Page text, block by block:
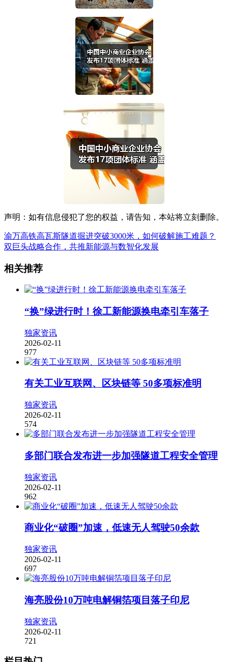
声明：如有信息侵犯了您的权益，请告知，本站将立刻删除。
渝万高铁高瓦斯隧道掘进突破3000米，如何破解施工难题？
双巨头战略合作，共推新能源与数智化发展
相关推荐
“换”绿进行时！徐工新能源换电牵引车落子
独家资讯
2026-02-11
977
有关工业互联网、区块链等 50多项标准明
独家资讯
2026-02-11
574
多部门联合发布进一步加强隧道工程安全管理
独家资讯
2026-02-11
962
商业化“破圈”加速，低速无人驾驶50余款
独家资讯
2026-02-11
697
海亮股份10万吨电解铜箔项目落子印尼
独家资讯
2026-02-11
721